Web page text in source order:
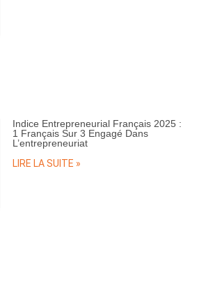
Indice Entrepreneurial Français 2025 :
1 Français Sur 3 Engagé Dans
L’entrepreneuriat
LIRE LA SUITE »